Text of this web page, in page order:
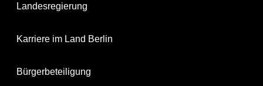
Landesregierung
Karriere im Land Berlin
Bürgerbeteiligung